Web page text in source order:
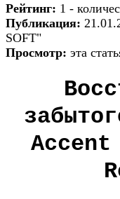
Рейтинг: 1 -
Публикация:
SOFT"
Просмотр: эта
Accent